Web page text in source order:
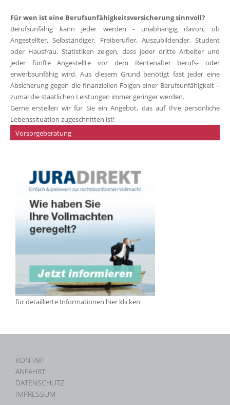
Für wen ist eine Berufsunfähigkeitsversicherung sinnvoll?
Berufsunfähig kann jeder werden - unabhängig davon, ob
Angestellter, Selbständiger, Freiberufler, Auszubildender, Student
oder Hausfrau. Statistiken zeigen, dass jeder dritte Arbeiter und
jeder fünfte Angestellte vor dem Rentenalter berufs- oder
erwerbsunfähig wird. Aus diesem Grund benötigt fast jeder eine
Absicherung gegen die finanziellen Folgen einer Berufsunfähigkeit –
zumal die staatlichen Leistungen immer geringer werden.
Gerne erstellen wir für Sie ein Angebot, das auf Ihre persönliche
Lebenssituation zugeschnitten ist!
Vorsorgeberatung
für detaillierte Informationen hier klicken
KONTAKT
ANFAHRT
DATENSCHUTZ
IMPRESSUM